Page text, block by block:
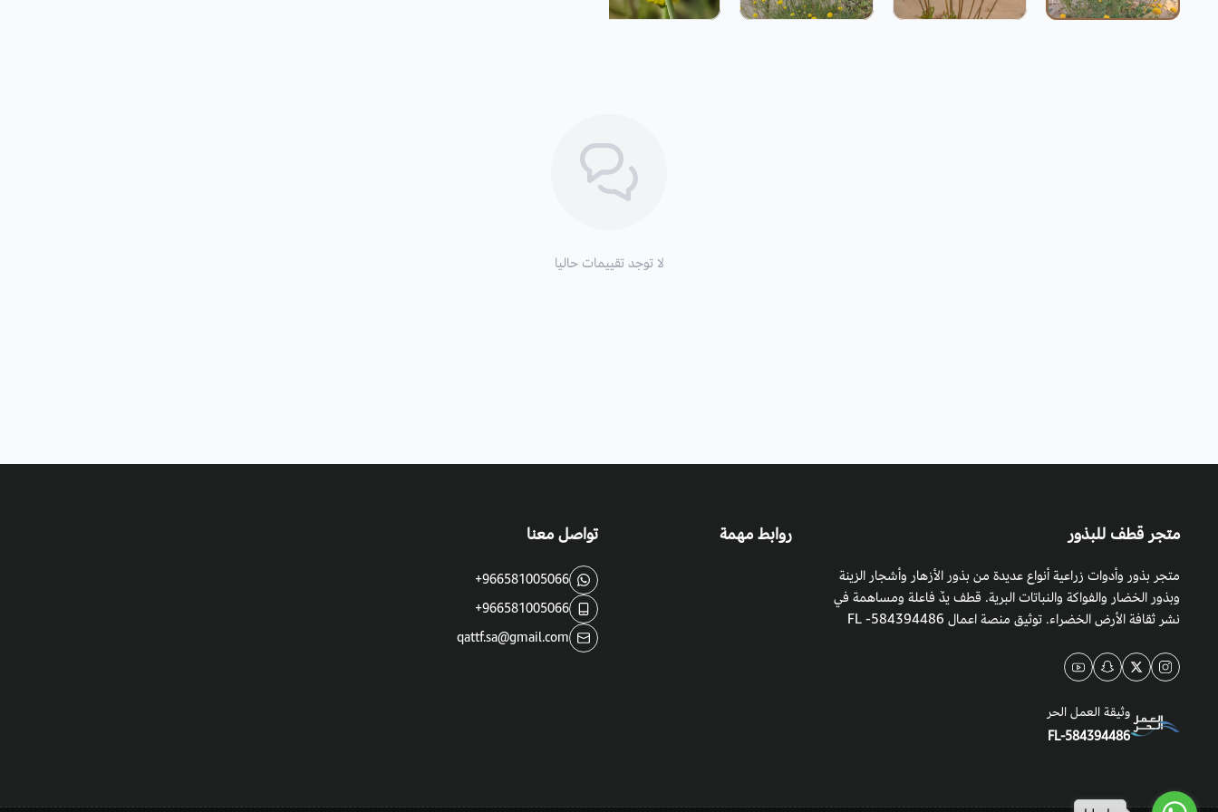
لا توجد تقييمات حاليا
متجر قطف للبذور
متجر بذور وأدوات زراعية أنواع عديدة من بذور الأزهار وأشجار الزينة
وبذور الخضار والفواكة والنباتات البرية. قطف يدٌ فاعلة ومساهمة في
نشر ثقافة الأرض الخضراء. توثيق منصة اعمال 584394486- FL
وثيقة العمل الحر
FL-584394486
روابط مهمة تواصل معنا
+966581005066
+966581005066
qattf.sa@gmail.com